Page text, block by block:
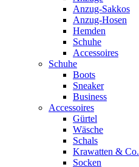
Anzug-Sakkos
Anzug-Hosen
Hemden
Schuhe
Accessoires
Schuhe
Boots
Sneaker
Business
Accessoires
Gürtel
Wäsche
Schals
Krawatten & Co.
Socken